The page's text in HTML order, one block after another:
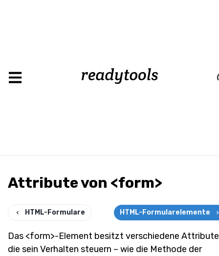
Attribute von <form>
HTML-Formulare HTML-Formularelemente
Das <form>-Element besitzt verschiedene
die sein Verhalten steuern – wie die Methode der